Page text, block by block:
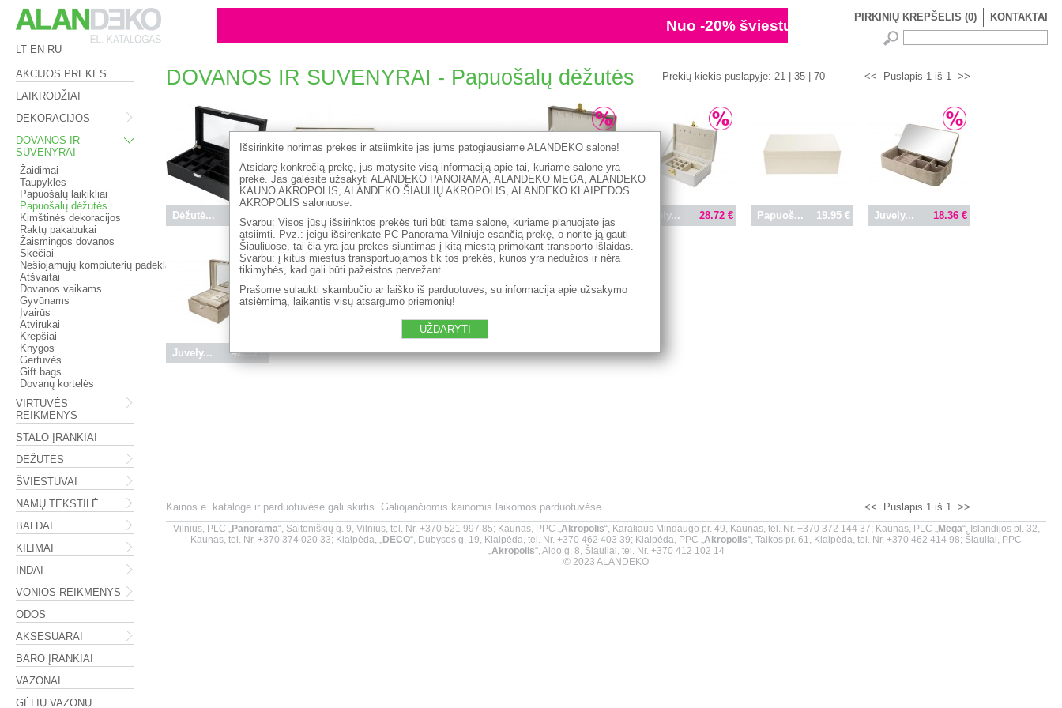
KONTAKTAI
PIRKINIŲ KREPŠELIS (0)
LT EN RU
Prekių kiekis puslapyje: 21 | 35 70 << Puslapis 1 iš 1 >>
DOVANOS IR SUVENYRAI - Papuošalų dėžutės
Išsirinkite norimas prekes ir atsiimkite jas jums patogiausiame ALANDEKO salone!
Atsidarę konkrečią prekę, jūs matysite visą informaciją apie tai, kuriame salone yra
prekė. Jas galėsite užsakyti ALANDEKO PANORAMA, ALANDEKO MEGA, ALANDEKO
KAUNO AKROPOLIS, ALANDEKO ŠIAULIŲ AKROPOLIS, ALANDEKO KLAIPĖDOS
AKROPOLIS salonuose.
Svarbu: Visos jūsų išsirinktos prekės turi būti tame salone, kuriame planuojate jas
atsiimti. Pvz.: jeigu išsirenkate PC Panorama Vilniuje esančią prekę, o norite ją gauti
Šiauliuose, tai čia yra jau prekės siuntimas į kitą miestą primokant transporto išlaidas.
Svarbu: į kitus miestus transportuojamos tik tos prekės, kurios yra nedužios ir nėra
tikimybės, kad gali būti pažeistos pervežant.
Prašome sulaukti skambučio ar laiško iš parduotuvės, su informacija apie užsakymo
atsiėmimą, laikantis visų atsargumo priemonių!
UŽDARYTI
35.90 €
Dėžutė... 8.90 €
Dėžutė... 22.00 €
Papuoš... 21.54 €
Papuoš... 28.72 €
Juvely... 19.95 €
Papuoš... 18.36 €
Juvely...
42.95 €
Juvely...
Kainos e. kataloge ir parduotuvėse gali skirtis. Galiojančiomis kainomis laikomos parduotuvėse. << Puslapis 1 iš 1 >>
AKCIJOS PREKĖS
LAIKRODŽIAI
DEKORACIJOS
DOVANOS IR
SUVENYRAI
Žaidimai
Taupyklės
Papuošalų laikikliai
Papuošalų dėžutės
Kimštinės dekoracijos
Raktų pakabukai
Žaismingos dovanos
Skėčiai
Nešiojamųjų kompiuterių padėklai
Atšvaitai
Dovanos vaikams
Gyvūnams
Įvairūs
Atvirukai
Krepšiai
Knygos
Gertuvės
Gift bags
Dovanų kortelės
VIRTUVĖS
REIKMENYS
STALO ĮRANKIAI
DĖŽUTĖS
ŠVIESTUVAI
NAMŲ TEKSTILĖ
BALDAI
KILIMAI
INDAI
VONIOS REIKMENYS
ODOS
AKSESUARAI
BARO ĮRANKIAI
VAZONAI
GĖLIŲ VAZONŲ
Vilnius, PLC „Panorama“, Saltoniškių g. 9, Vilnius, tel. Nr. +370 521 997 85; Kaunas, PPC „Akropolis“, Karaliaus Mindaugo pr. 49, Kaunas, tel. Nr. +370 372 144 37; Kaunas, PLC „Mega“, Islandijos pl. 32,
Kaunas, tel. Nr. +370 374 020 33; Klaipėda, „DECO“, Dubysos g. 19, Klaipėda, tel. Nr. +370 462 403 39; Klaipėda, PPC „Akropolis“, Taikos pr. 61, Klaipėda, tel. Nr. +370 462 414 98; Šiauliai, PPC
„Akropolis“, Aido g. 8, Šiauliai, tel. Nr. +370 412 102 14
© 2023 ALANDEKO